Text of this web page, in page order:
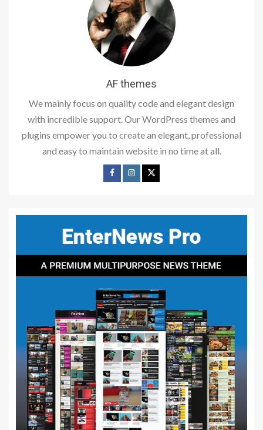
AF themes
We mainly focus on quality code and elegant design
with incredible support. Our WordPress themes and
plugins empower you to create an elegant, professional
and easy to maintain website in no time at all.